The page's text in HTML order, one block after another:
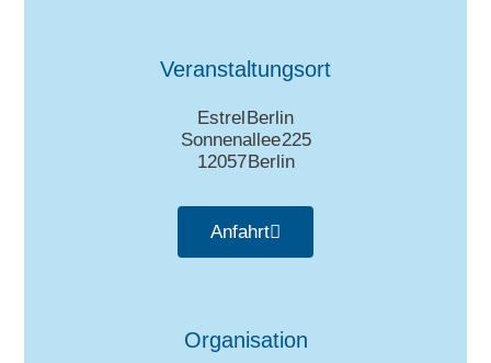
Veranstaltungsort
Estrel Berlin
Sonnenallee 225
12057 Berlin
Anfahrt
Organisation